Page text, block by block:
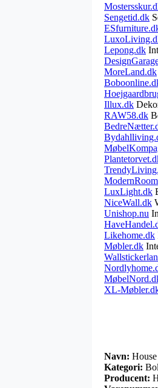
Sengetid.dk
Lepong.dk
MoreLand.dk
Illux.dk
RAW58.dk
LuxLight.dk
NiceWall.dk
Unishop.nu
Likehome.dk
Møbler.dk
XL-
Navn:
Kategori:
Producent: